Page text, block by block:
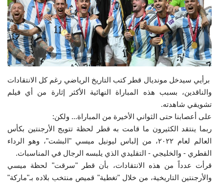
إرث جمال عبدالناصر
أخبار
شروط وأحكام منحة ناصر للقيادة الدولية
منحة ناصر للقيادة الدولية
مرجعياتنا
المواطن العالمي
الرواد
برأيي سيدخل مونديال قطر كتب التاريخ الرياضي رغم كل الانتقادات
والناقدين، بسبب هذه المباراة النهائية الأكثر إثارة من أي فيلم
تشويقي شاهدته.
على أعصابنا حتى الثواني الأخيرة من المباراة... ولكن:
ربما ينتقد الكثيرون ما قامت به قطر لحظة تتويج الأرجنتين بكأس
العالم لعام ٢٠٢٢، من إلباس ليونيل ميسي "البشت"، وهو الرداء
القطري - والخليجي - التقليدي الذي يلبسه الرجال في المناسبات.
قرأت عدداً من هذه الانتقادات، بأن قطر "سرقت" لحظة ميسي
والأرجنتين التاريخية، من خلال "تغطية" قميص منتخب بلاده بـ"ماركة"